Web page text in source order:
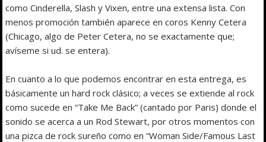
como Cinderella, Slash y Vixen, entre una extensa lista. Con
menos promoción también aparece en coros Kenny Cetera
(Chicago, algo de Peter Cetera, no se exactamente que;
avíseme si ud. se entera).
En cuanto a lo que podemos encontrar en esta entrega, es
básicamente un hard rock clásico; a veces se extiende al rock
como sucede en “Take Me Back” (cantado por Paris) donde el
sonido se acerca a un Rod Stewart, por otros momentos con
una pizca de rock sureño como en “Woman Side/Famous Last